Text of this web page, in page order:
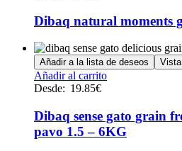
múltiples
variantes.
Las
opciones
se
pueden
la
página
Dibaq natural moments
Añadir a la lista de deseos
Añadir al carritoEste
múltiples
variantes.
Las
Desde: 19.85€
Dibaq sense gato grain
pavo 1.5 – 6KG